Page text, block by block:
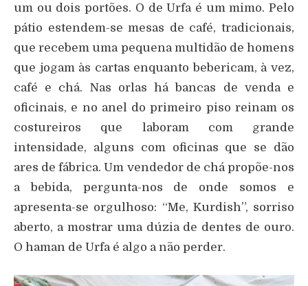
um ou dois portões. O de Urfa é um mimo. Pelo
pátio estendem-se mesas de café, tradicionais,
que recebem uma pequena multidão de homens
que jogam às cartas enquanto bebericam, à vez,
café e chá. Nas orlas há bancas de venda e
oficinais, e no anel do primeiro piso reinam os
costureiros que laboram com grande
intensidade, alguns com oficinas que se dão
ares de fábrica. Um vendedor de chá propõe-nos
a bebida, pergunta-nos de onde somos e
apresenta-se orgulhoso: “Me, Kurdish”, sorriso
aberto, a mostrar uma dúzia de dentes de ouro.
O haman de Urfa é algo a não perder.